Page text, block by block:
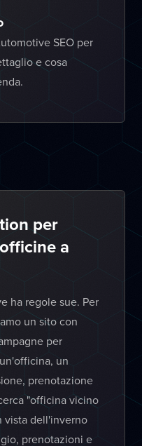
SEO per
e cosa
per
a
ha regole sue. Per
un sito con
per
un
prenotazione
"officina vicino
vista dell'inverno
prenotazioni e